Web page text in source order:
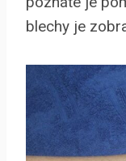
blechy je